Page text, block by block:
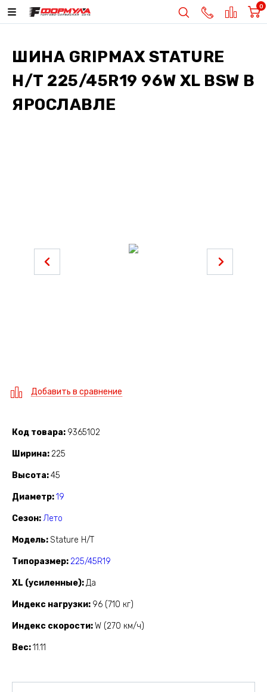
0
ШИНА GRIPMAX STATURE
H/T 225/45R19 96W XL BSW В
ЯРОСЛАВЛЕ
Добавить в сравнение
Код товара 9365102
Ширина 225
Высота 45
Диаметр 19
Сезон Лето
Модель Stature H/T
Типоразмер 225/45R19
XL (усиленные) Да
Индекс нагрузки 96 (710 кг)
Индекс скорости W (270 км/ч)
Вес 11.11